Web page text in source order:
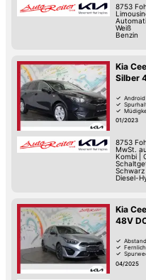
8753
Weiß
Benzin
Kia
Silber
01/2023
8753
MwSt.
Kombi|
Diesel-
Kia
48V
04/2025